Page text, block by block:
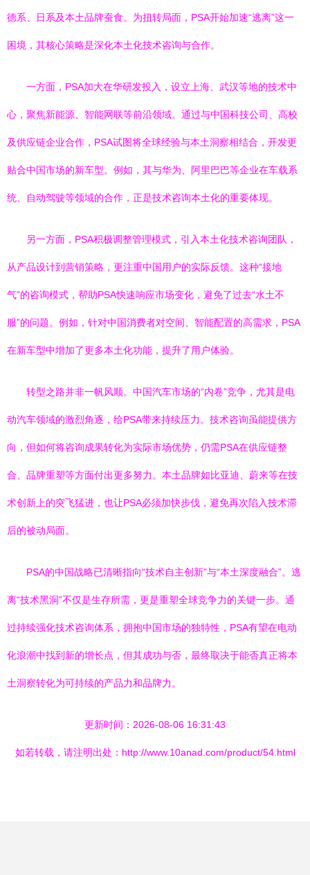
德系、日系及本土品牌蚕食。为扭转局面，PSA开始加速“逃离”这一
困境，其核心策略是深化本土化技术咨询与合作。
一方面，PSA加大在华研发投入，设立上海、武汉等地的技术中
心，聚焦新能源、智能网联等前沿领域。通过与中国科技公司、高校
及供应链企业合作，PSA试图将全球经验与本土洞察相结合，开发更
贴合中国市场的新车型。例如，其与华为、阿里巴巴等企业在车载系
统、自动驾驶等领域的合作，正是技术咨询本土化的重要体现。
另一方面，PSA积极调整管理模式，引入本土化技术咨询团队，
从产品设计到营销策略，更注重中国用户的实际反馈。这种“接地
气”的咨询模式，帮助PSA快速响应市场变化，避免了过去“水土不
服”的问题。例如，针对中国消费者对空间、智能配置的高需求，PSA
在新车型中增加了更多本土化功能，提升了用户体验。
转型之路并非一帆风顺。中国汽车市场的“内卷”竞争，尤其是电
动汽车领域的激烈角逐，给PSA带来持续压力。技术咨询虽能提供方
向，但如何将咨询成果转化为实际市场优势，仍需PSA在供应链整
合、品牌重塑等方面付出更多努力。本土品牌如比亚迪、蔚来等在技
术创新上的突飞猛进，也让PSA必须加快步伐，避免再次陷入技术滞
后的被动局面。
PSA的中国战略已清晰指向“技术自主创新”与“本土深度融合”。逃
离“技术黑洞”不仅是生存所需，更是重塑全球竞争力的关键一步。通
过持续强化技术咨询体系，拥抱中国市场的独特性，PSA有望在电动
化浪潮中找到新的增长点，但其成功与否，最终取决于能否真正将本
土洞察转化为可持续的产品力和品牌力。
更新时间：2026-08-06 16:31:43
如若转载，请注明出处：http://www.10anad.com/product/54.html